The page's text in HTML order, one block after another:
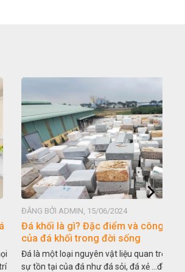
BỞI ADMIN, 15/06/2024
là gì? Đặc điểm và công dụng
khối trong đời sống
loại nguyên vật liệu quan trọng, mỗi
của đá như đá sỏi, đá xẻ …đều có